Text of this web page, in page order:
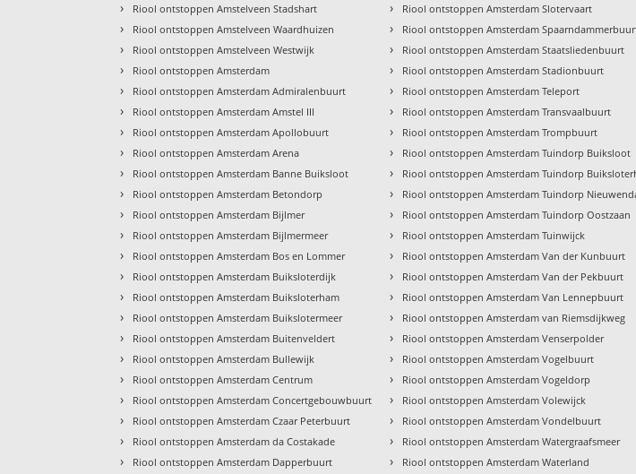
› Riool ontstoppen Amstelveen Stadshart
› Riool ontstoppen Amstelveen Waardhuizen
› Riool ontstoppen Amstelveen Westwijk
› Riool ontstoppen Amsterdam
› Riool ontstoppen Amsterdam Admiralenbuurt
› Riool ontstoppen Amsterdam Amstel III
› Riool ontstoppen Amsterdam Apollobuurt
› Riool ontstoppen Amsterdam Arena
› Riool ontstoppen Amsterdam Banne Buiksloot
› Riool ontstoppen Amsterdam Betondorp
› Riool ontstoppen Amsterdam Bijlmer
› Riool ontstoppen Amsterdam Bijlmermeer
› Riool ontstoppen Amsterdam Bos en Lommer
› Riool ontstoppen Amsterdam Buiksloterdijk
› Riool ontstoppen Amsterdam Buiksloterham
› Riool ontstoppen Amsterdam Buikslotermeer
› Riool ontstoppen Amsterdam Buitenveldert
› Riool ontstoppen Amsterdam Bullewijk
› Riool ontstoppen Amsterdam Centrum
› Riool ontstoppen Amsterdam Concertgebouwbuurt
› Riool ontstoppen Amsterdam Czaar Peterbuurt
› Riool ontstoppen Amsterdam da Costakade
› Riool ontstoppen Amsterdam Dapperbuurt
› Riool ontstoppen Amsterdam Slotervaart
› Riool ontstoppen Amsterdam
› Riool ontstoppen Amsterdam Staatsliedenbuurt
› Riool ontstoppen Amsterdam Stadionbuurt
› Riool ontstoppen Amsterdam Teleport
› Riool ontstoppen Amsterdam Transvaalbuurt
› Riool ontstoppen Amsterdam Trompbuurt
› Riool ontstoppen Amsterdam Tuindorp Buiksloot
› Riool ontstoppen Amsterdam Tuindorp
› Riool ontstoppen Amsterdam Tuindorp
› Riool ontstoppen Amsterdam Tuindorp Oostzaan
› Riool ontstoppen Amsterdam Tuinwijck
› Riool ontstoppen Amsterdam Van der Kunbuurt
› Riool ontstoppen Amsterdam Van der Pekbuurt
› Riool ontstoppen Amsterdam Van Lennepbuurt
› Riool ontstoppen Amsterdam van Riemsdijkweg
› Riool ontstoppen Amsterdam Venserpolder
› Riool ontstoppen Amsterdam Vogelbuurt
› Riool ontstoppen Amsterdam Vogeldorp
› Riool ontstoppen Amsterdam Volewijck
› Riool ontstoppen Amsterdam Vondelbuurt
› Riool ontstoppen Amsterdam Watergraafsmeer
› Riool ontstoppen Amsterdam Waterland